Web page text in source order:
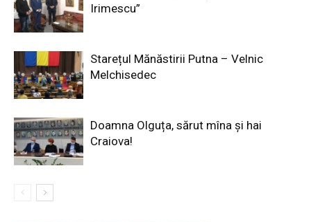
Irimescu”
Starețul Mănăstirii Putna – Velnic
Melchisedec
Doamna Olguța, sărut mîna și hai
Craiova!